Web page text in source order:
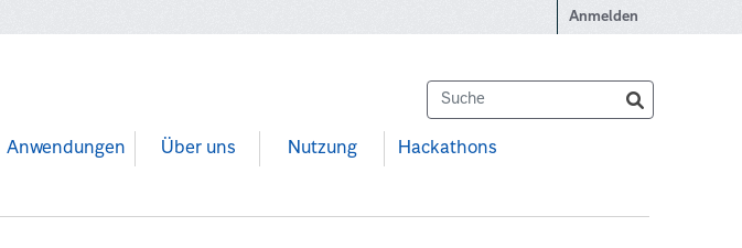
Anmelden
Anwendungen Über uns Nutzung Hackathons